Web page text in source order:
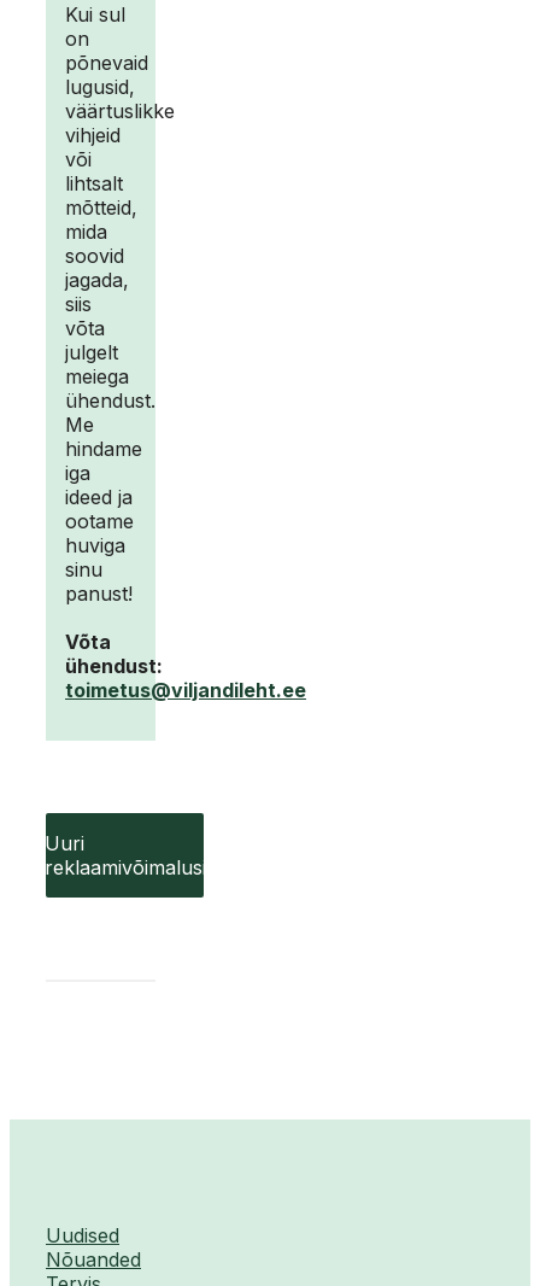
Kui sul
on
põnevaid
lugusid,
väärtuslikke
vihjeid
või
lihtsalt
mõtteid,
mida
soovid
jagada,
siis
võta
julgelt
meiega
ühendust.
Me
hindame
iga
ideed ja
ootame
huviga
sinu
panust!
Võta
ühendust:
toimetus@viljandileht.ee
Uuri
reklaamivõimalusi
Uudised
Nõuanded